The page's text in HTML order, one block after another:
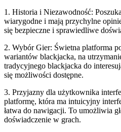
1. Historia i Niezawodność:
wiarygodne i mają przychylne
się bezpieczne i sprawiedliwe
2. Wybór Gier: Świetna platforma
wariantów blackjacka, na
tradycyjnego blackjacka do
się możliwości dostępne.
3. Przyjazny dla użytkownika
platformę, która ma intuicyjny
łatwa do nawigacji. To umożliwia
doświadczenie w grach.